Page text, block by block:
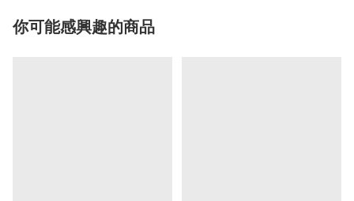
你可能感興趣的商品